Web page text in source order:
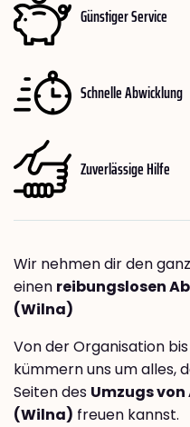
Günstiger Service
Schnelle Abwicklung
Zuverlässige Hilfe
Wir nehmen dir den
einen reibungslosen
(Wilna)
Von der Organisation
kümmern uns um alles,
Seiten des Umzugs
(Wilna) freuen kannst.